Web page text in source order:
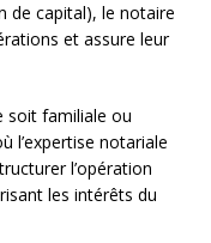
de capital), le notaire
et assure leur
soit familiale ou
l’expertise notariale
l’opération
les intérêts du